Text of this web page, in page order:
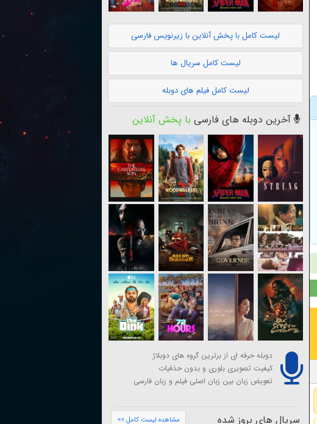
لیست کامل با پخش آنلاین با زیرنویس فارسی
لیست کامل سریال ها
لیست کامل فیلم های دوبله
آخرین دوبله های فارسی با پخش آنلاین
دوبله حرفه ای از برترین گروه های دوبلاژ
کیفیت تصویری بلوری و بدون حذفیات
تعویض زبان بین زبان اصلی فیلم و زبان فارسی
سریال های بروز شده مشاهده لیست کامل >>